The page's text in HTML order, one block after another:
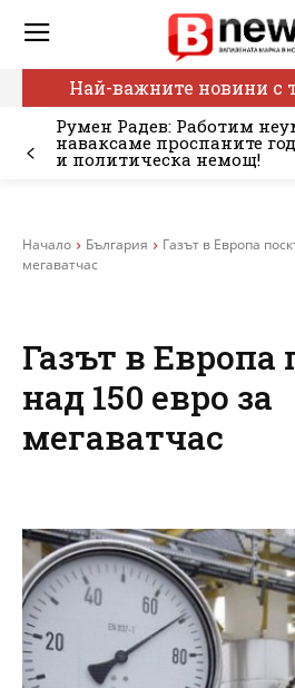
Най-важните новини с
Румен Радев: Работим
наваксаме проспаните
и политическа немощ!
Начало България
Газът в Европа
мегаватчас
Газът в Европа
над 150 евро за
мегаватчас